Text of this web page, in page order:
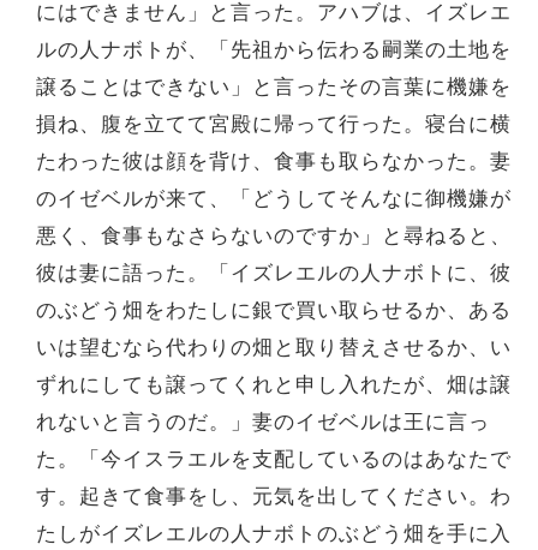
にはできません」と言った。アハブは、イズレエ
ルの人ナボトが、「先祖から伝わる嗣業の土地を
譲ることはできない」と言ったその言葉に機嫌を
損ね、腹を立てて宮殿に帰って行った。寝台に横
たわった彼は顔を背け、食事も取らなかった。妻
のイゼベルが来て、「どうしてそんなに御機嫌が
悪く、食事もなさらないのですか」と尋ねると、
彼は妻に語った。「イズレエルの人ナボトに、彼
のぶどう畑をわたしに銀で買い取らせるか、ある
いは望むなら代わりの畑と取り替えさせるか、い
ずれにしても譲ってくれと申し入れたが、畑は譲
れないと言うのだ。」妻のイゼベルは王に言っ
た。「今イスラエルを支配しているのはあなたで
す。起きて食事をし、元気を出してください。わ
たしがイズレエルの人ナボトのぶどう畑を手に入